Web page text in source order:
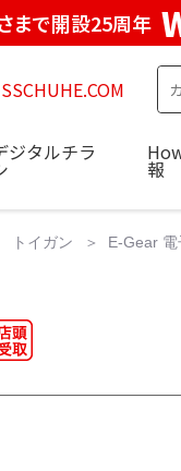
まで開設25周年
ジタルチラ
報
トイガン E-Gear